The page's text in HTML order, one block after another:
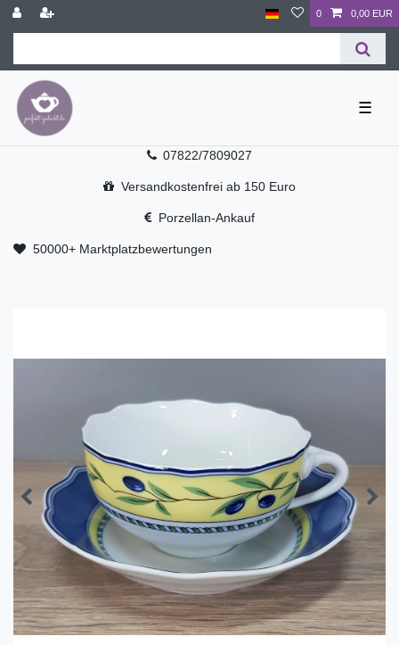
0 0,00 EUR
☰
07822/7809027
Versandkostenfrei ab 150 Euro
Porzellan-Ankauf
50000+ Marktplatzbewertungen